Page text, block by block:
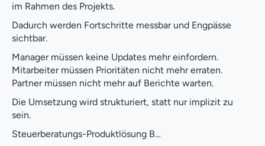
im Rahmen des Projekts.
Dadurch werden Fortschritte messbar und Engpässe
sichtbar.
Manager müssen keine Updates mehr einfordern.
Mitarbeiter müssen Prioritäten nicht mehr erraten.
Partner müssen nicht mehr auf Berichte warten.
Die Umsetzung wird strukturiert, statt nur implizit zu
sein.
Steuerberatungs-Produktlösung B…